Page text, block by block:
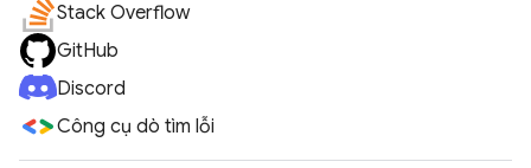
Stack Overflow
GitHub
Discord
Công cụ dò tìm lỗi